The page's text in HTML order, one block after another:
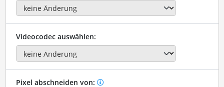
Videocodec auswählen:
Pixel abschneiden von: